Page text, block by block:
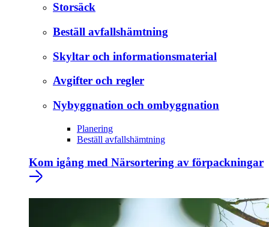
Storsäck
Beställ avfallshämtning
Skyltar och informationsmaterial
Avgifter och regler
Nybyggnation och ombyggnation
Planering
Beställ avfallshämtning
Kom igång med Närsortering av förpackningar